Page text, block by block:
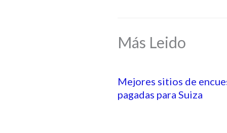
Más Leido
Mejores sitios de
pagadas para Suiza